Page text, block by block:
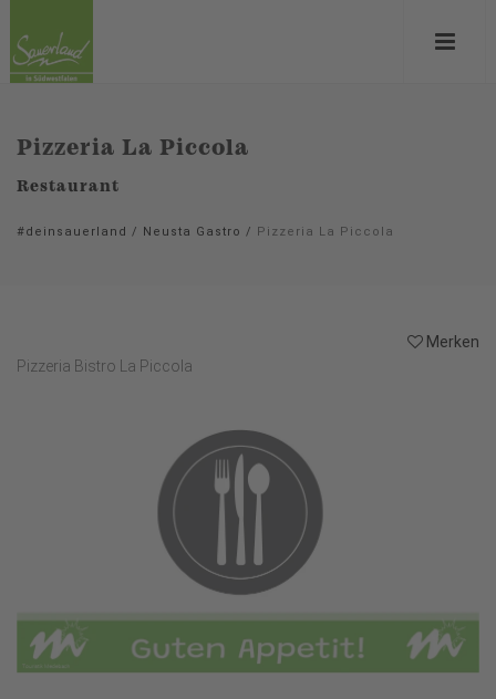
Pizzeria La Piccola
Restaurant
#deinsauerland / Neusta Gastro / Pizzeria La Piccola
Merken
Pizzeria Bistro La Piccola